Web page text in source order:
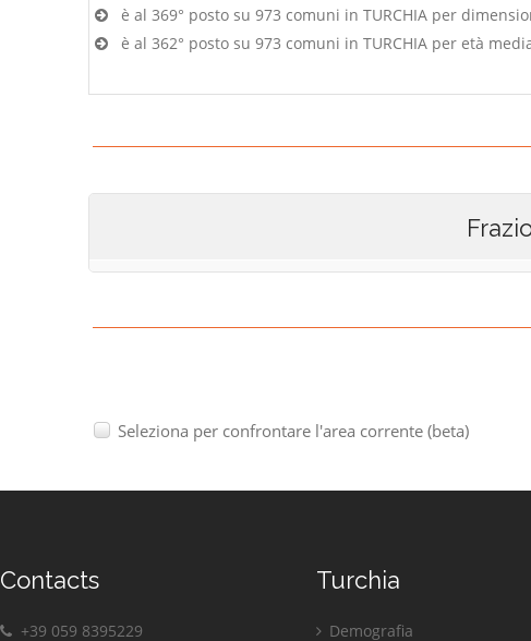
è al 369° posto su 973 comuni in TURCHIA per
è al 362° posto su 973 comuni in TURCHIA per età
Seleziona per confrontare l'area corrente (beta)
Contacts
+39 059 8395229
Turchia
Demografia